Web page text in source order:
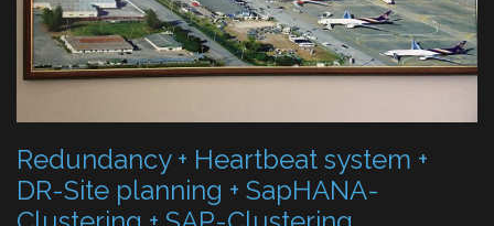
Redundancy + Heartbeat system +
DR-Site planning + SapHANA-